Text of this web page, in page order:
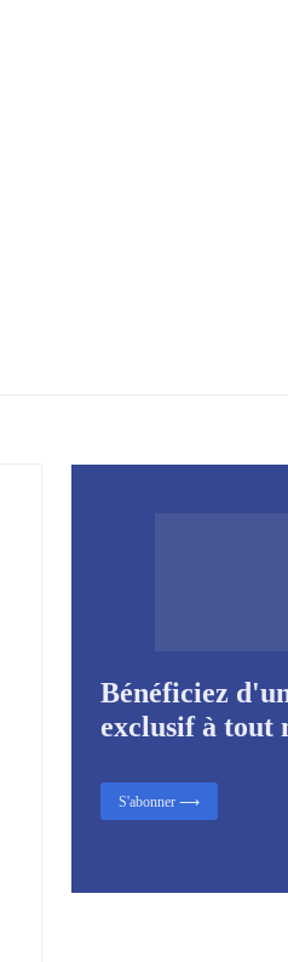
Bénéficiez
exclusif à tout
S'abonner ⟶